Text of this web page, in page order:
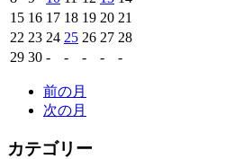
15 16 17 18 19 20 21
22 23 24 25 26 27 28
29 30 - - - - -
前の月
次の月
カテゴリー